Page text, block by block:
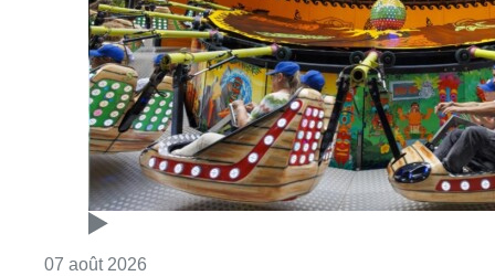
07 août 2026